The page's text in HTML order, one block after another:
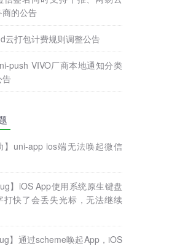
的公告
云打包计费规则调整公告
push VIVO厂商本地通知分类
告
】uni-app ios端无法唤起微信
】iOS App使用系统原生键盘
打快了会丢失光标，无法继续
】通过scheme唤起App，iOS